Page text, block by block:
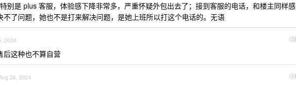
别是 plus 客服，体验感下降非常多，严重怀疑外包出去了；接到客服的电话，和楼主同样感
不了问题，她也不是打来解决问题，是她上班所以打这个电话的。无语
13
2024
后这种也不算自营
14
26, 2024